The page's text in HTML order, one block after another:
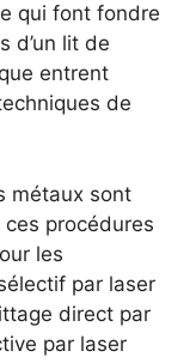
qui font fondre
d’un lit de
entrent
de
métaux sont
procédures
les
par laser
direct par
par laser